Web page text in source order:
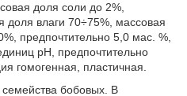
доля соли до 2%,
доля влаги 70÷75%, массовая
предпочтительно 5,0 мас. %,
pH, предпочтительно
гомогенная, пластичная.
семейства бобовых. В